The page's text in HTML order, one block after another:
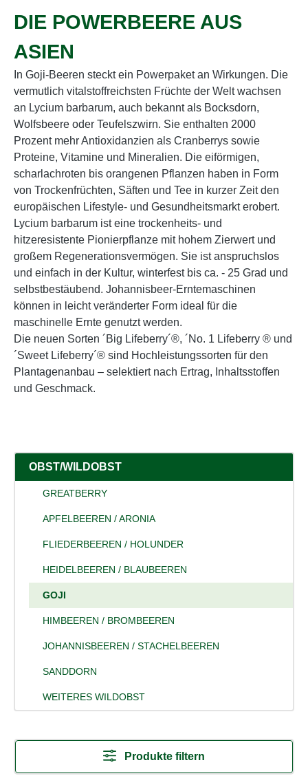
DIE POWERBEERE AUS
ASIEN
In Goji-Beeren steckt ein Powerpaket an Wirkungen. Die
vermutlich vitalstoffreichsten Früchte der Welt wachsen
an Lycium barbarum, auch bekannt als Bocksdorn,
Wolfsbeere oder Teufelszwirn. Sie enthalten 2000
Prozent mehr Antioxidanzien als Cranberrys sowie
Proteine, Vitamine und Mineralien. Die eiförmigen,
scharlachroten bis orangenen Pflanzen haben in Form
von Trockenfrüchten, Säften und Tee in kurzer Zeit den
europäischen Lifestyle- und Gesundheitsmarkt erobert.
Lycium barbarum ist eine trockenheits- und
hitzeresistente Pionierpflanze mit hohem Zierwert und
großem Regenerationsvermögen. Sie ist anspruchslos
und einfach in der Kultur, winterfest bis ca. - 25 Grad und
selbstbestäubend. Johannisbeer-Erntemaschinen
können in leicht veränderter Form ideal für die
maschinelle Ernte genutzt werden.
Die neuen Sorten ´Big Lifeberry´®, ´No. 1 Lifeberry ® und
´Sweet Lifeberry´® sind Hochleistungssorten für den
Plantagenanbau – selektiert nach Ertrag, Inhaltsstoffen
und Geschmack.
OBST/WILDOBST
GREATBERRY
APFELBEEREN / ARONIA
FLIEDERBEEREN / HOLUNDER
HEIDELBEEREN / BLAUBEEREN
GOJI
HIMBEEREN / BROMBEEREN
JOHANNISBEEREN / STACHELBEEREN
SANDDORN
WEITERES WILDOBST
Produkte filtern